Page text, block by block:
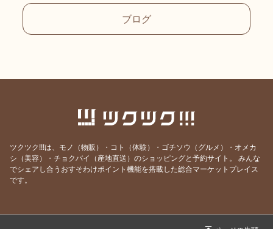
ブログ
ツクツク!!!は、モノ（物販）・コト（体験）・ゴチソウ（グルメ）・オメカ
シ（美容）・チョクバイ（産地直送）のショッピングと予約サイト。
みんな
でシェアし合うおすそわけポイント機能を搭載した総合マーケットプレイス
です。